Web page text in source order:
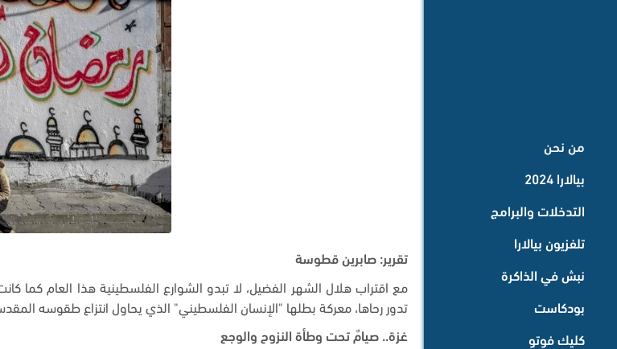
من نحن
بيالارا 2024
التدخلات والبرامج
تلفزيون بيالارا
نبش في الذاكرة
بودكاست
كليك فوتو
تقرير: صابرين قطوسة
مع اقتراب هلال الشهر الفضيل، لا تبدو الشوارع الفلسطينية هذا العام كما
تدور رحاها، معركة بطلها "الإنسان الفلسطيني" الذي يحاول انتزاع طقوسه
غزة.. صيامٌ تحت وطأة النزوح والوجع